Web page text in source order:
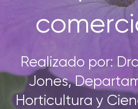
Realizado por:
Jones,
Horticultura y